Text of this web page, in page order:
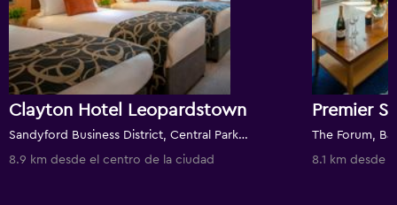
Clayton Hotel Leopardstown
Sandyford Business District, Central Park Dublin 18, Dublín, Irlanda
8.9 km desde el centro de la ciudad
8.1 km desde